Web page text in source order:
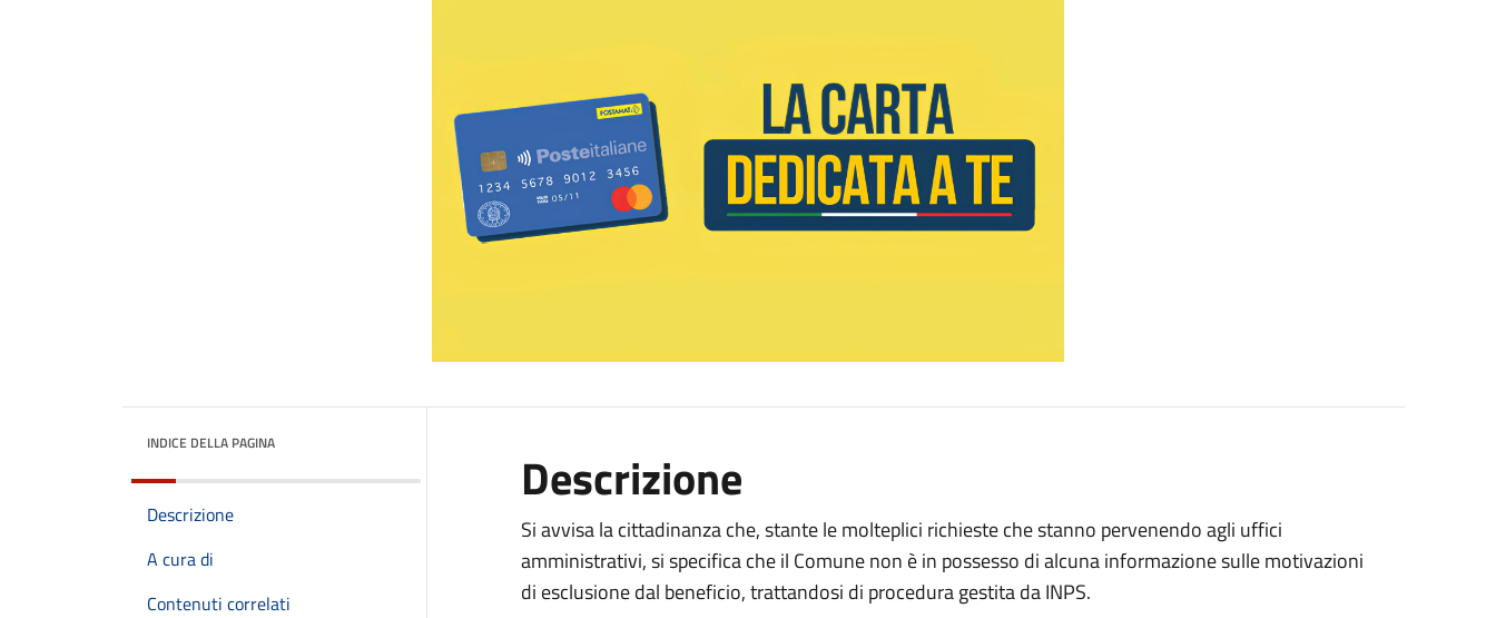
INDICE DELLA PAGINA
Descrizione
A cura di
Contenuti correlati
Descrizione
Si avvisa la cittadinanza che, stante le molteplici richieste che stanno pervenendo agli uffici
amministrativi, si specifica che il Comune non è in possesso di alcuna informazione sulle motivazioni
di esclusione dal beneficio, trattandosi di procedura gestita da INPS.